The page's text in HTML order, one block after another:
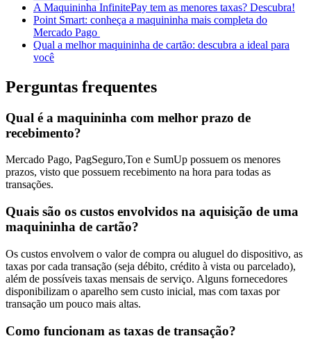
A Maquininha InfinitePay tem as menores taxas? Descubra!
Point Smart: conheça a maquininha mais completa do
Mercado Pago
Qual a melhor maquininha de cartão: descubra a ideal para
você
Perguntas frequentes
Qual é a maquininha com melhor prazo de
recebimento?
Mercado Pago, PagSeguro,Ton e SumUp possuem os menores
prazos, visto que possuem recebimento na hora para todas as
transações.
Quais são os custos envolvidos na aquisição de uma
maquininha de cartão?
Os custos envolvem o valor de compra ou aluguel do dispositivo, as
taxas por cada transação (seja débito, crédito à vista ou parcelado),
além de possíveis taxas mensais de serviço. Alguns fornecedores
disponibilizam o aparelho sem custo inicial, mas com taxas por
transação um pouco mais altas.
Como funcionam as taxas de transação?